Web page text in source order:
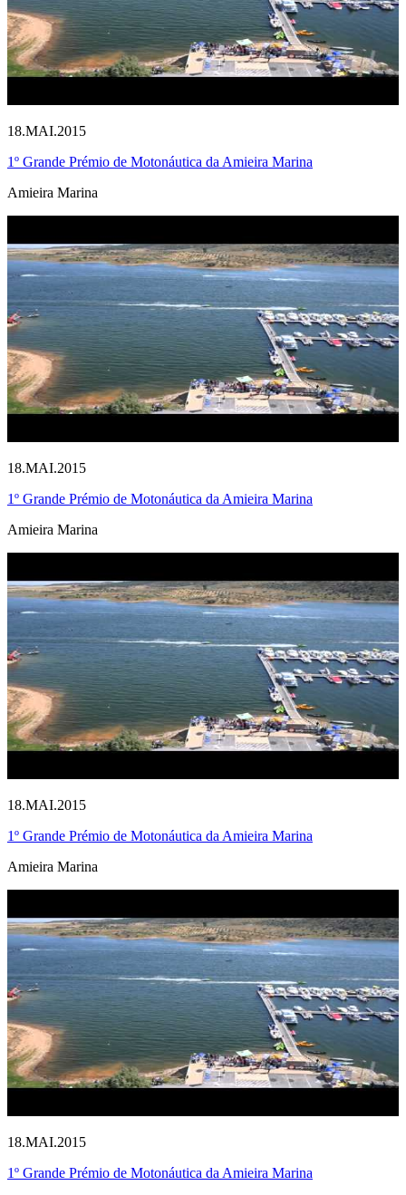
18.MAI.2015
1º Grande Prémio de Motonáutica da Amieira Marina
Amieira Marina
18.MAI.2015
1º Grande Prémio de Motonáutica da Amieira Marina
Amieira Marina
18.MAI.2015
1º Grande Prémio de Motonáutica da Amieira Marina
Amieira Marina
18.MAI.2015
1º Grande Prémio de Motonáutica da Amieira Marina